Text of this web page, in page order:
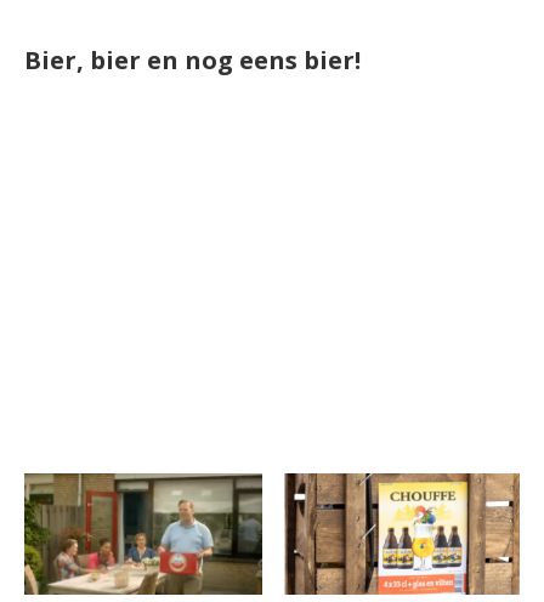
Bier, bier en nog eens bier!